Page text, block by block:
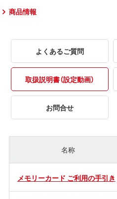
商品情報
よくあるご質問
取扱説明書（設定動画）
お問合せ
名称
メモリーカード ご利用の手引き